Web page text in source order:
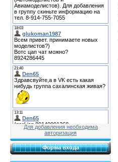
Для добавления необходима
авторизация
Форма входа